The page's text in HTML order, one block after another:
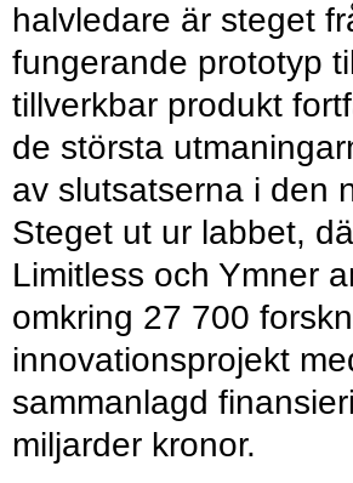
halvledare är steget
fungerande prototyp
tillverkbar produkt
de största
av slutsatserna i den
Steget ut ur labbet,
Limitless och Ymner
omkring 27 700
innovationsprojekt
sammanlagd
miljarder kronor.